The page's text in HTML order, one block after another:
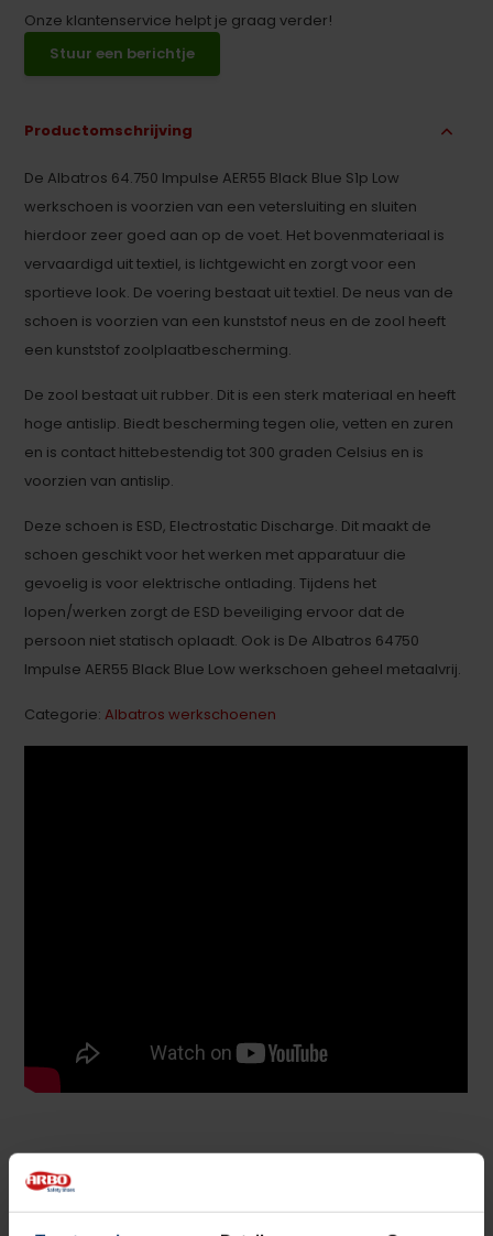
Onze klantenservice helpt je graag verder!
Stuur een berichtje
Productomschrijving
De Albatros 64.750 Impulse AER55 Black Blue S1p Low
werkschoen is voorzien van een vetersluiting en sluiten
hierdoor zeer goed aan op de voet. Het bovenmateriaal is
vervaardigd uit textiel, is lichtgewicht en zorgt voor een
sportieve look. De voering bestaat uit textiel. De neus van de
schoen is voorzien van een kunststof neus en de zool heeft
een kunststof zoolplaatbescherming.
De zool bestaat uit rubber. Dit is een sterk materiaal en heeft
hoge antislip. Biedt bescherming tegen olie, vetten en zuren
en is contact hittebestendig tot 300 graden Celsius en is
voorzien van antislip.
Deze schoen is ESD, Electrostatic Discharge. Dit maakt de
schoen geschikt voor het werken met apparatuur die
gevoelig is voor elektrische ontlading. Tijdens het
lopen/werken zorgt de ESD beveiliging ervoor dat de
persoon niet statisch oplaadt. Ook is De Albatros 64750
Impulse AER55 Black Blue Low werkschoen geheel metaalvrij.
Categorie:Albatros werkschoenen
Specificaties